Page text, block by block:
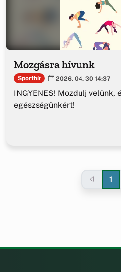
Mozgásra hívunk
Sporthír 2026. 04. 30 14:37
INGYENES! Mozdulj velünk,
egészségünkért!
1